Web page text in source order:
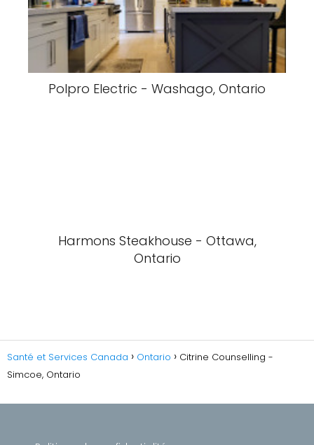
Polpro Electric - Washago, Ontario
Harmons Steakhouse - Ottawa,
Ontario
Santé et Services Canada Ontario
Citrine Counselling -
Simcoe, Ontario